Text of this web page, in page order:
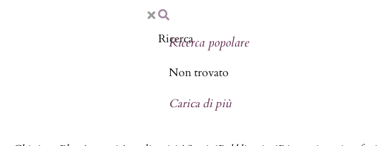
Ricerca popolare
Non trovato
Carica di più